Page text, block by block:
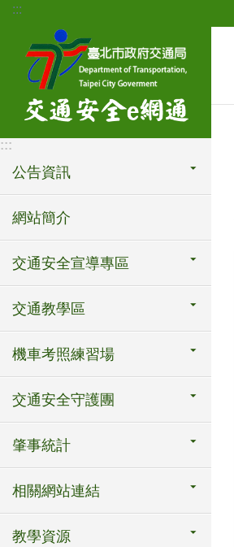
跳到主要內容區塊
:::
:::
公告資訊
網站簡介
交通安全宣導專區
交通教學區
機車考照練習場
交通安全守護團
肇事統計
相關網站連結
教學資源